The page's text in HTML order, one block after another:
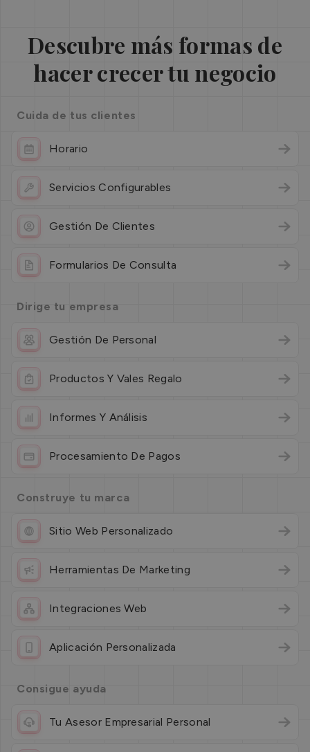
Descubre más formas de
hacer crecer tu negocio
Cuida de tus clientes
Horario
Servicios Configurables
Gestión De Clientes
Formularios De Consulta
Dirige tu empresa
Gestión De Personal
Productos Y Vales Regalo
Informes Y Análisis
Procesamiento De Pagos
Construye tu marca
Sitio Web Personalizado
Herramientas De Marketing
Integraciones Web
Aplicación Personalizada
Consigue ayuda
Tu Asesor Empresarial Personal